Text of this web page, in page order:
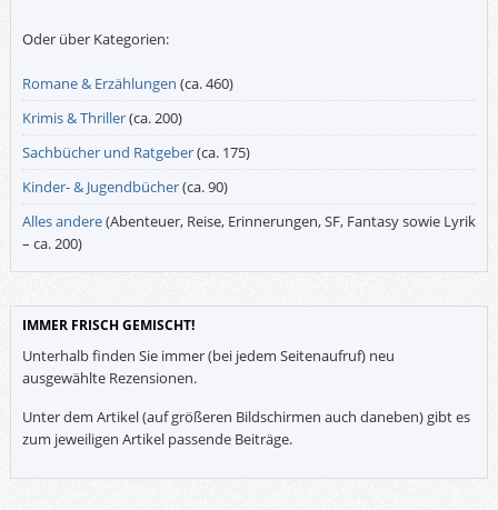
Oder über Kategorien:
Romane & Erzählungen (ca. 460)
Krimis & Thriller(ca. 200)
Sachbücher und Ratgeber(ca. 175)
Kinder- & Jugendbücher(ca. 90)
Alles andere(Abenteuer, Reise, Erinnerungen, SF, Fantasy sowie Lyrik
– ca. 200)
IMMER FRISCH GEMISCHT!
Unterhalb finden Sie immer (bei jedem Seitenaufruf) neu
ausgewählte Rezensionen.
Unter dem Artikel (auf größeren Bildschirmen auch daneben) gibt es
zum jeweiligen Artikel passende Beiträge.